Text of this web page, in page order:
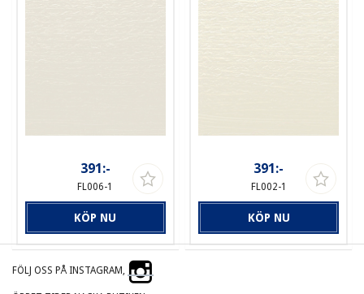
391:-
FL006-1
KÖP NU
391:-
FL002-1
KÖP NU
FÖLJ OSS PÅ INSTAGRAM,